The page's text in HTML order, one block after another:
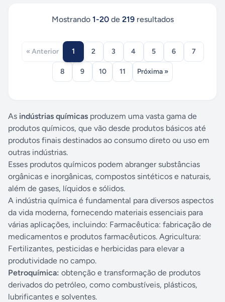
Mostrando 1-20de 219resultados
« Anterior 1 2 3 4 5 6 7
8 9 10 11 Próxima »
As indústrias químicas produzem uma vasta gama de
produtos químicos, que vão desde produtos básicos até
produtos finais destinados ao consumo direto ou uso em
outras indústrias.
Esses produtos químicos podem abranger substâncias
orgânicas e inorgânicas, compostos sintéticos e naturais,
além de gases, líquidos e sólidos.
A indústria química é fundamental para diversos aspectos
da vida moderna, fornecendo materiais essenciais para
várias aplicações, incluindo: Farmacêutica: fabricação de
medicamentos e produtos farmacêuticos. Agricultura:
Fertilizantes, pesticidas e herbicidas para elevar a
produtividade no campo.
Petroquímica: obtenção e transformação de produtos
derivados do petróleo, como combustíveis, plásticos,
lubrificantes e solventes.